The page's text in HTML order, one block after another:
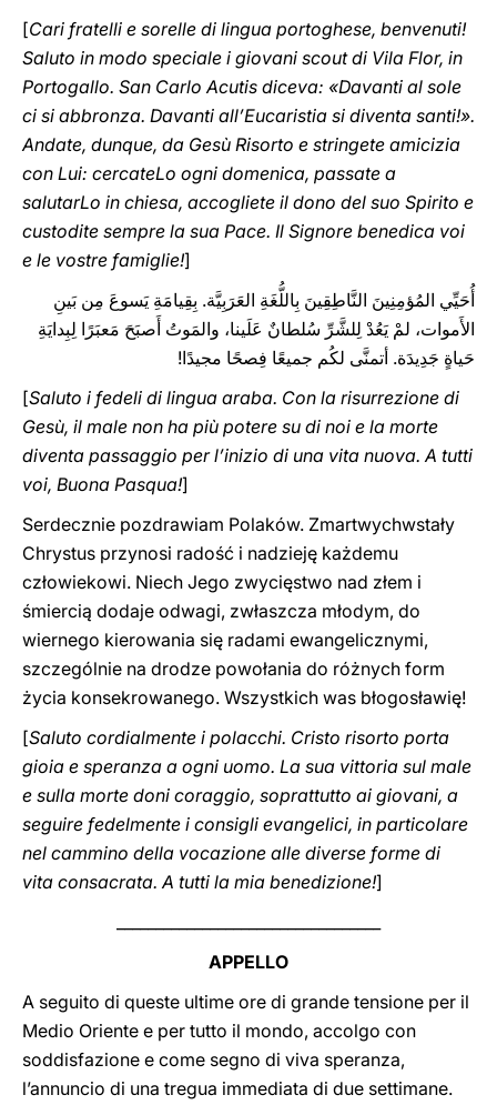
[Cari fratelli e sorelle di lingua portoghese, benvenuti!
Saluto in modo speciale i giovani scout di Vila Flor, in
Portogallo. San Carlo Acutis diceva: «Davanti al sole
ci si abbronza. Davanti all’Eucaristia si diventa santi!».
Andate, dunque, da Gesù Risorto e stringete amicizia
con Lui: cercateLo ogni domenica, passate a
salutarLo in chiesa, accogliete il dono del suo Spirito e
custodite sempre la sua Pace. Il Signore benedica voi
e le vostre famiglie!]
أُحَيِّي المُؤمِنِينَ النَّاطِقِينَ بِاللُّغَةِ العَرَبِيَّة. بِقِيامَةِ يَسوعَ مِن بَينِ
الأَموات، لمْ يَعُدْ لِلشَّرِّ سُلطانٌ عَلَينا، والمَوتُ أَصبَحَ مَعبَرًا لِبِدايَةِ
حَياةٍ جَدِيدَة. أتمنَّى لكُم جميعًا فِصحًا مجيدًا!
[Saluto i fedeli di lingua araba. Con la risurrezione di
Gesù, il male non ha più potere su di noi e la morte
diventa passaggio per l’inizio di una vita nuova. A tutti
voi, Buona Pasqua!]
Serdecznie pozdrawiam Polaków. Zmartwychwstały
Chrystus przynosi radość i nadzieję każdemu
człowiekowi. Niech Jego zwycięstwo nad złem i
śmiercią dodaje odwagi, zwłaszcza młodym, do
wiernego kierowania się radami ewangelicznymi,
szczególnie na drodze powołania do różnych form
życia konsekrowanego. Wszystkich was błogosławię!
[Saluto cordialmente i polacchi. Cristo risorto porta
gioia e speranza a ogni uomo. La sua vittoria sul male
e sulla morte doni coraggio, soprattutto ai giovani, a
seguire fedelmente i consigli evangelici, in particolare
nel cammino della vocazione alle diverse forme di
vita consacrata. A tutti la mia benedizione!]
APPELLO
A seguito di queste ultime ore di grande tensione per il
Medio Oriente e per tutto il mondo, accolgo con
soddisfazione e come segno di viva speranza,
l’annuncio di una tregua immediata di due settimane.